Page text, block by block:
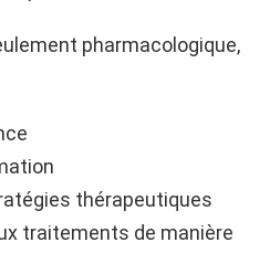
pharmacologique,
thérapeutiques
traitements de manière